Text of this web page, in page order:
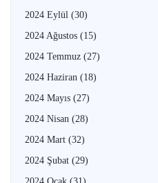
2024 Eylül (30)
2024 Ağustos (15)
2024 Temmuz (27)
2024 Haziran (18)
2024 Mayıs (27)
2024 Nisan (28)
2024 Mart (32)
2024 Şubat (29)